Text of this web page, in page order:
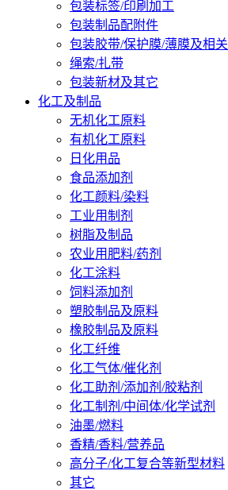
包装标签/印刷加工
包装制品配附件
包装胶带/保护膜/薄膜及相关
绳索/扎带
包装新材及其它
化工及制品
无机化工原料
有机化工原料
日化用品
食品添加剂
化工颜料/染料
工业用制剂
树脂及制品
农业用肥料/药剂
化工涂料
饲料添加剂
塑胶制品及原料
橡胶制品及原料
化工纤维
化工气体/催化剂
化工助剂/添加剂/胶粘剂
化工制剂/中间体/化学试剂
油墨/燃料
香精/香料/营养品
高分子/化工复合等新型材料
其它